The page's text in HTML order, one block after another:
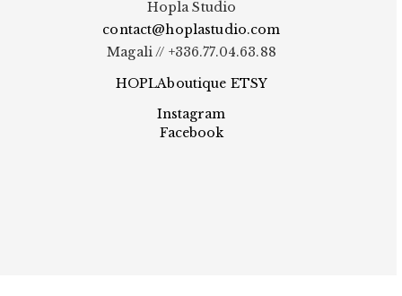
Hopla Studio
contact@hoplastudio.com
Magali // +336.77.04.63.88
HOPLAboutique ETSY
Instagram
Facebook